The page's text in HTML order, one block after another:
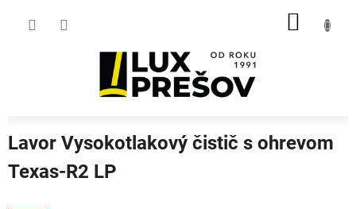
Lavor Vysokotlakový čistič s ohrevom
Texas-R2 LP